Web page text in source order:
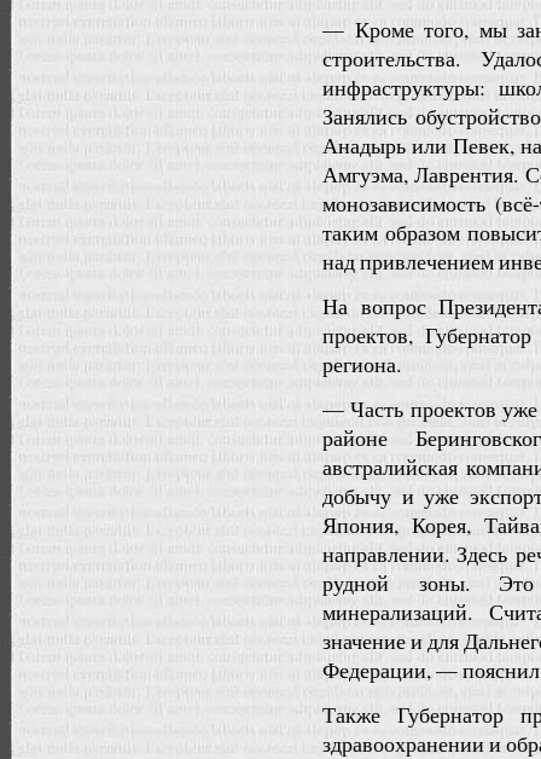
— Кроме того, мы
строительства.
инфраструктуры:
Занялись
Анадырь или Певек,
Амгуэма, Лаврентия.
монозависимость
таким образом
над привлечением
На вопрос
проектов,
региона.
— Часть проектов уже
районе
австралийская
добычу и уже
Япония, Корея,
направлении. Здесь
рудной зоны.
минерализаций.
значение и для
Федерации, — пояснил
Также Губернатор
здравоохранении и